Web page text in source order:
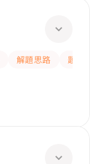
解題思路
題目講解